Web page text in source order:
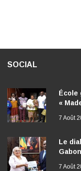
SOCIAL
École
«
7 Août
Le
Gabon
7 Août